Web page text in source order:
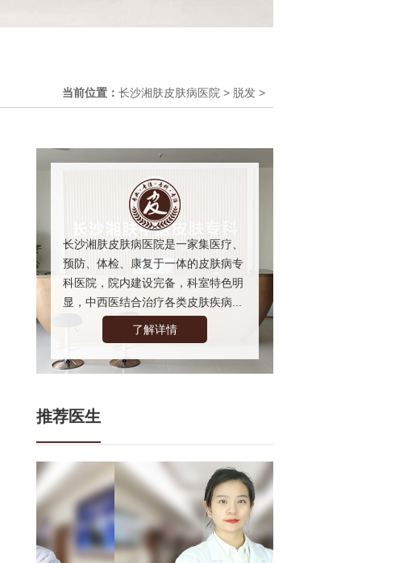
当前位置： 长沙湘肤皮肤病医院 > 脱发 >
长沙湘肤皮肤病医院是一家集医疗、
预防、体检、康复于一体的皮肤病专
科医院，院内建设完备，科室特色明
显，中西医结合治疗各类皮肤疾病...
了解详情
推荐医生